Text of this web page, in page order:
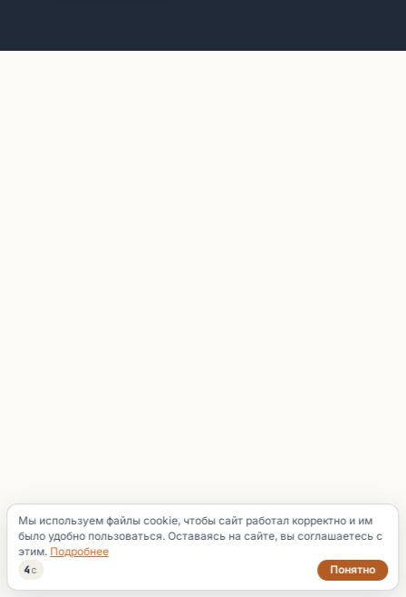
Мы используем файлы cookie, чтобы сайт работал корректно и им
было удобно пользоваться. Оставаясь на сайте, вы соглашаетесь с
этим. Подробнее
3с Понятно